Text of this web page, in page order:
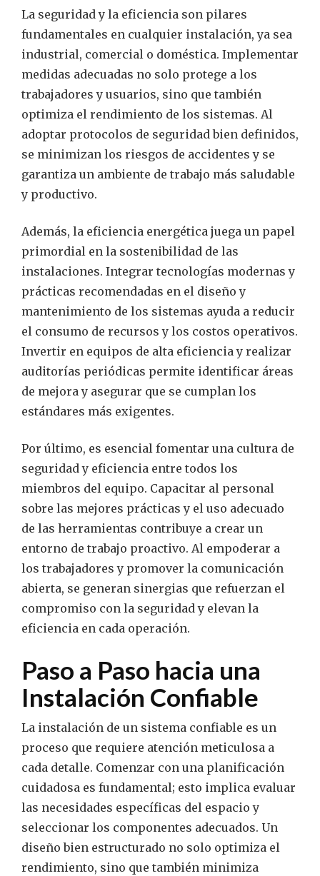
La seguridad y la eficiencia son pilares
fundamentales en cualquier instalación, ya sea
industrial, comercial o doméstica. Implementar
medidas adecuadas no solo protege a los
trabajadores y usuarios, sino que también
optimiza el rendimiento de los sistemas. Al
adoptar protocolos de seguridad bien definidos,
se minimizan los riesgos de accidentes y se
garantiza un ambiente de trabajo más saludable
y productivo.
Además, la eficiencia energética juega un papel
primordial en la sostenibilidad de las
instalaciones. Integrar tecnologías modernas y
prácticas recomendadas en el diseño y
mantenimiento de los sistemas ayuda a reducir
el consumo de recursos y los costos operativos.
Invertir en equipos de alta eficiencia y realizar
auditorías periódicas permite identificar áreas
de mejora y asegurar que se cumplan los
estándares más exigentes.
Por último, es esencial fomentar una cultura de
seguridad y eficiencia entre todos los
miembros del equipo. Capacitar al personal
sobre las mejores prácticas y el uso adecuado
de las herramientas contribuye a crear un
entorno de trabajo proactivo. Al empoderar a
los trabajadores y promover la comunicación
abierta, se generan sinergias que refuerzan el
compromiso con la seguridad y elevan la
eficiencia en cada operación.
Paso a Paso hacia una
Instalación Confiable
La instalación de un sistema confiable es un
proceso que requiere atención meticulosa a
cada detalle. Comenzar con una planificación
cuidadosa es fundamental; esto implica evaluar
las necesidades específicas del espacio y
seleccionar los componentes adecuados. Un
diseño bien estructurado no solo optimiza el
rendimiento, sino que también minimiza